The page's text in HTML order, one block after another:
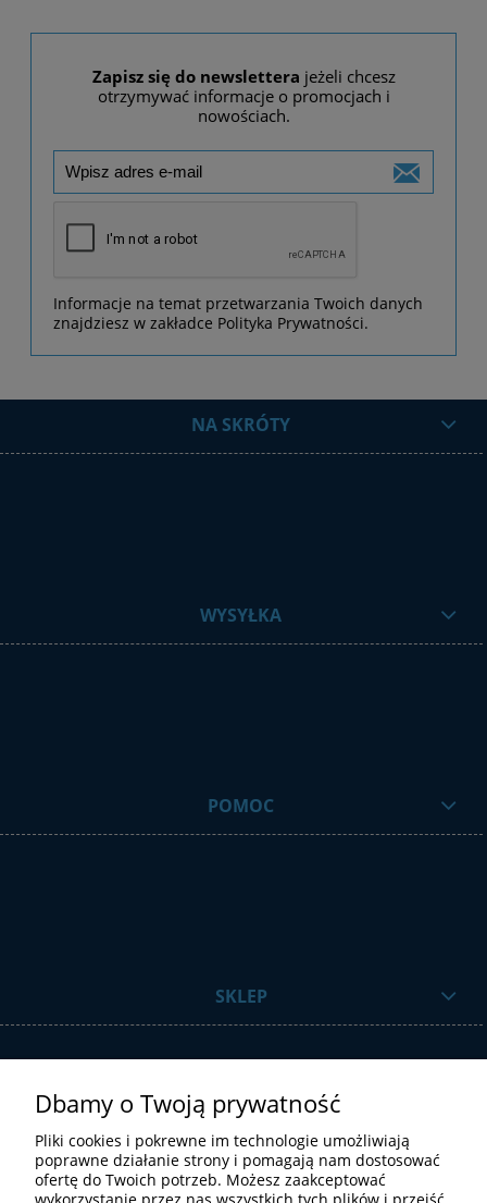
Zapisz się do newslettera jeżeli chcesz
otrzymywać informacje o promocjach i
nowościach.
Informacje na temat przetwarzania Twoich danych
znajdziesz w zakładce Polityka Prywatności.
NA SKRÓTY
WYSYŁKA
POMOC
SKLEP
STREFA UŻYTKOWNIKA
Dbamy o Twoją prywatność
Pliki cookies i pokrewne im technologie umożliwiają
poprawne działanie strony i pomagają nam dostosować
ofertę do Twoich potrzeb. Możesz zaakceptować